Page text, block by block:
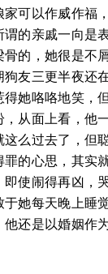
可以作威作福
的亲戚一向是
的，她很是不
友三更半夜还
得她咯咯地笑，
从面上看，他
这么过去了，但
罪的心思，其实
即使闹得再凶，
她每天晚上睡
他还是以婚姻作